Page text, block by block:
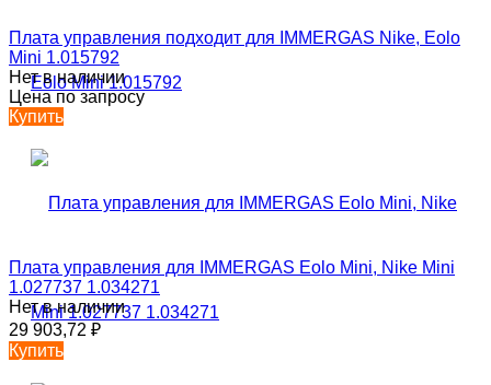
Плата управления подходит для IMMERGAS Nike, Eolo
Mini 1.015792
Нет в наличии
Цена по запросу
Купить
Плата управления для IMMERGAS Eolo Mini, Nike Mini
1.027737 1.034271
Нет в наличии
29 903,72 ₽
Купить